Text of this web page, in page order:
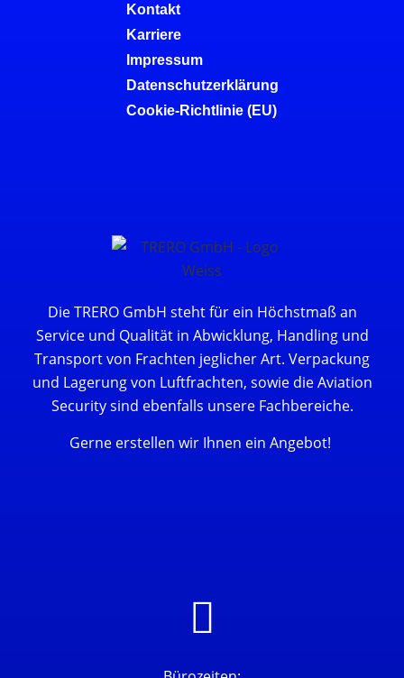
Kontakt
Karriere
Impressum
Datenschutzerklärung
Cookie-Richtlinie (EU)
Die TRERO GmbH steht für ein Höchstmaß an
Service und Qualität in Abwicklung, Handling und
Transport von Frachten jeglicher Art. Verpackung
und Lagerung von Luftfrachten, sowie die Aviation
Security sind ebenfalls unsere Fachbereiche.
Gerne erstellen wir Ihnen ein Angebot!